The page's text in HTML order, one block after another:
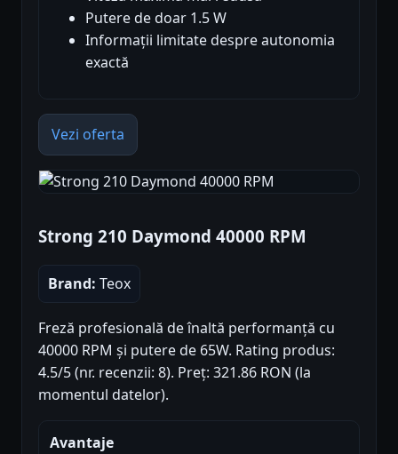
Putere de doar 1.5 W
Informații limitate despre autonomia
exactă
Vezi oferta
Strong 210 Daymond 40000 RPM
Brand: Teox
Freză profesională de înaltă performanță cu
40000 RPM și putere de 65W. Rating produs:
4.5/5 (nr. recenzii: 8). Preț: 321.86 RON (la
momentul datelor).
Avantaje